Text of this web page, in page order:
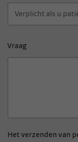
Vraag
Het verzenden van